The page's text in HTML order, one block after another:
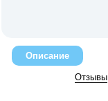
Описание
Отзывы